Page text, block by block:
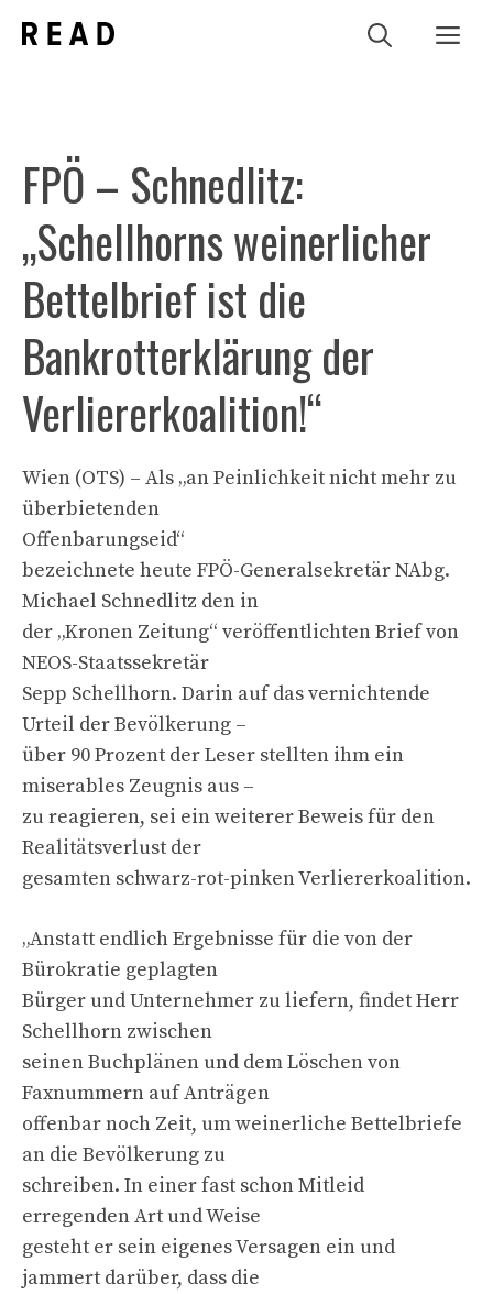
Inhalt
FPÖ – Schnedlitz:
„Schellhorns weinerlicher
Bettelbrief ist die
Bankrotterklärung der
Verliererkoalition!“
Wien (OTS) – Als „an Peinlichkeit nicht mehr zu
überbietenden
Offenbarungseid“
bezeichnete heute FPÖ-Generalsekretär NAbg.
Michael Schnedlitz den in
der „Kronen Zeitung“ veröffentlichten Brief von
NEOS-Staatssekretär
Sepp Schellhorn. Darin auf das vernichtende
Urteil der Bevölkerung –
über 90 Prozent der Leser stellten ihm ein
miserables Zeugnis aus –
zu reagieren, sei ein weiterer Beweis für den
Realitätsverlust der
gesamten schwarz-rot-pinken Verliererkoalition.
„Anstatt endlich Ergebnisse für die von der
Bürokratie geplagten
Bürger und Unternehmer zu liefern, findet Herr
Schellhorn zwischen
seinen Buchplänen und dem Löschen von
Faxnummern auf Anträgen
offenbar noch Zeit, um weinerliche Bettelbriefe
an die Bevölkerung zu
schreiben. In einer fast schon Mitleid
erregenden Art und Weise
gesteht er sein eigenes Versagen ein und
jammert darüber, dass die